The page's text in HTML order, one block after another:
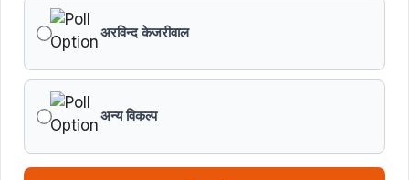
अरविन्द केजरीवाल
अन्य विकल्प